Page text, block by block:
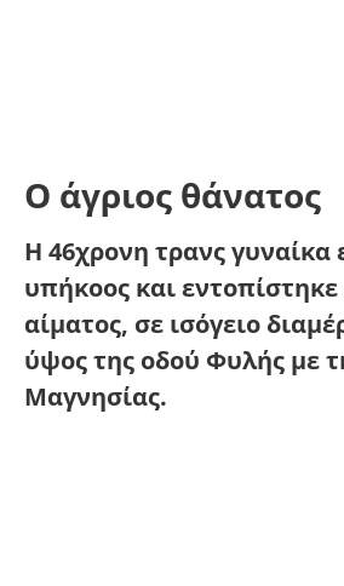
Ο άγριος θάνατος
Η 46χρονη τρανς γυναίκα
υπήκοος και εντοπίστηκε
αίματος, σε ισόγειο
ύψος της οδού Φυλής με
Μαγνησίας.